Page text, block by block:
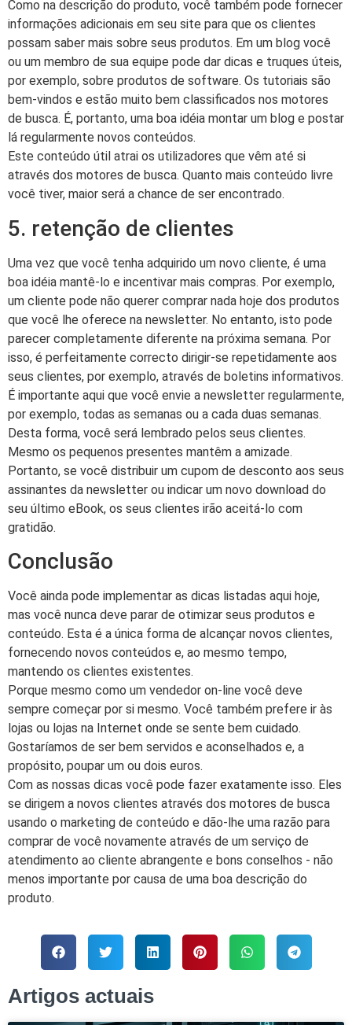
Como na descrição do produto, você também pode fornecer
informações adicionais em seu site para que os clientes
possam saber mais sobre seus produtos. Em um blog você
ou um membro de sua equipe pode dar dicas e truques úteis,
por exemplo, sobre produtos de software. Os tutoriais são
bem-vindos e estão muito bem classificados nos motores
de busca. É, portanto, uma boa idéia montar um blog e postar
lá regularmente novos conteúdos.
Este conteúdo útil atrai os utilizadores que vêm até si
através dos motores de busca. Quanto mais conteúdo livre
você tiver, maior será a chance de ser encontrado.
5. retenção de clientes
Uma vez que você tenha adquirido um novo cliente, é uma
boa idéia mantê-lo e incentivar mais compras. Por exemplo,
um cliente pode não querer comprar nada hoje dos produtos
que você lhe oferece na newsletter. No entanto, isto pode
parecer completamente diferente na próxima semana. Por
isso, é perfeitamente correcto dirigir-se repetidamente aos
seus clientes, por exemplo, através de boletins informativos.
É importante aqui que você envie a newsletter regularmente,
por exemplo, todas as semanas ou a cada duas semanas.
Desta forma, você será lembrado pelos seus clientes.
Mesmo os pequenos presentes mantêm a amizade.
Portanto, se você distribuir um cupom de desconto aos seus
assinantes da newsletter ou indicar um novo download do
seu último eBook, os seus clientes irão aceitá-lo com
gratidão.
Conclusão
Você ainda pode implementar as dicas listadas aqui hoje,
mas você nunca deve parar de otimizar seus produtos e
conteúdo. Esta é a única forma de alcançar novos clientes,
fornecendo novos conteúdos e, ao mesmo tempo,
mantendo os clientes existentes.
Porque mesmo como um vendedor on-line você deve
sempre começar por si mesmo. Você também prefere ir às
lojas ou lojas na Internet onde se sente bem cuidado.
Gostaríamos de ser bem servidos e aconselhados e, a
propósito, poupar um ou dois euros.
Com as nossas dicas você pode fazer exatamente isso. Eles
se dirigem a novos clientes através dos motores de busca
usando o marketing de conteúdo e dão-lhe uma razão para
comprar de você novamente através de um serviço de
atendimento ao cliente abrangente e bons conselhos - não
menos importante por causa de uma boa descrição do
produto.
Artigos actuais